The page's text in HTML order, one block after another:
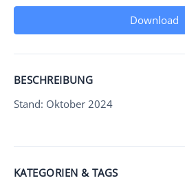
Download
BESCHREIBUNG
Stand: Oktober 2024
KATEGORIEN & TAGS